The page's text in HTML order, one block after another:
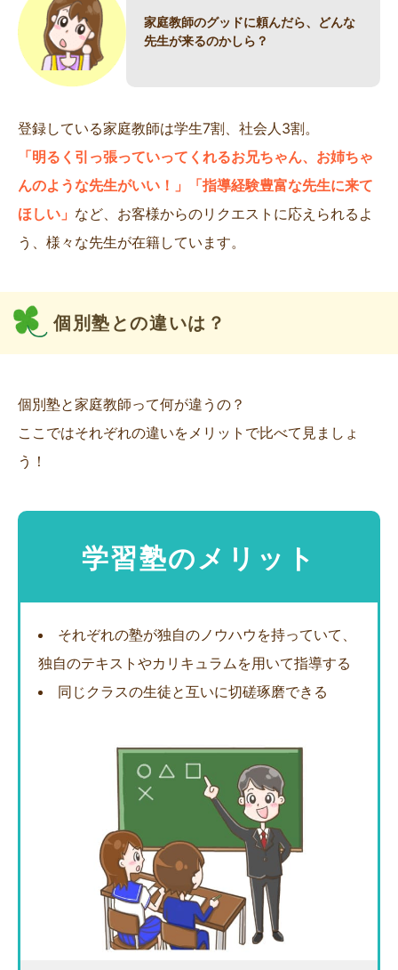
家庭教師のグッドに頼んだら、どんな
先生が来るのかしら？
登録している家庭教師は学生7割、社会人3割。
「明るく引っ張っていってくれるお兄ちゃん、お姉ちゃ
んのような先生がいい！」「指導経験豊富な先生に来て
ほしい」 など、お客様からのリクエストに応えられるよ
う、様々な先生が在籍しています。
個別塾との違いは？
個別塾と家庭教師って何が違うの？
ここではそれぞれの違いをメリットで比べて見ましょ
う！
学習塾のメリット
それぞれの塾が独自のノウハウを持っていて、
独自のテキストやカリキュラムを用いて指導する
同じクラスの生徒と互いに切磋琢磨できる